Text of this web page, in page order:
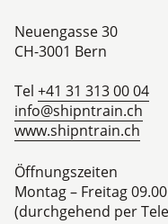
Neuengasse 30
CH-3001 Bern
Tel +41 31 313 00 04
info@shipntrain.ch
www.shipntrain.ch
Öffnungszeiten
Montag – Freitag
(durchgehend per